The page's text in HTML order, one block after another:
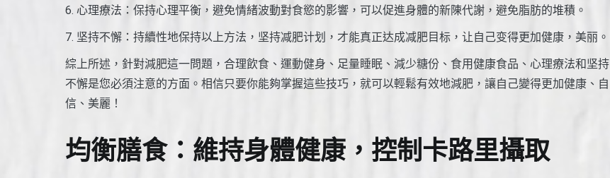
6. 心理療法：保持心理平衡，避免情緒波動對食慾的影響，可以促進身體的新陳代謝，避免脂肪的堆積。
7. 坚持不懈：持續性地保持以上方法，坚持减肥计划，才能真正达成减肥目标，让自己变得更加健康，美丽。
綜上所述，針對減肥這一問題，合理飲食、運動健身、足量睡眠、減少糖份、食用健康食品、心理療法和坚持
不懈是您必須注意的方面。相信只要你能夠掌握這些技巧，就可以輕鬆有效地減肥，讓自己變得更加健康、自
信、美麗！
均衡膳食：維持身體健康，控制卡路里攝取